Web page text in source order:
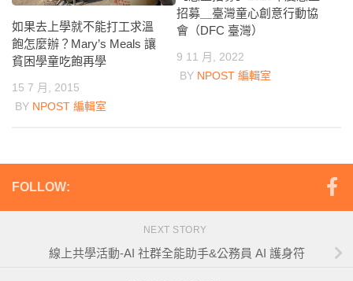
如果去上學就不能打工求溫
飽怎麼辦？Mary’s Meals 讓
貧困學童吃飽再學
15 7 月, 2015
BY NPOST 編輯室
招募＿臺灣童心創意行動協
會（DFC 臺灣）
9 11 月, 2022
BY NPOST 編輯室
FOLLOW:
NEXT STORY
線上共學活動-AI 社群全能助手&公務員 AI 護身符